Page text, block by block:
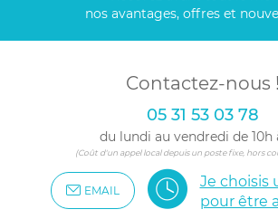
nos avantages, offres et
Contactez-nous !
05 31 53 03 78
du lundi au vendredi de 10h
(Coût d'un appel local depuis un poste fixe, hors
EMAIL
Je choisis
pour être